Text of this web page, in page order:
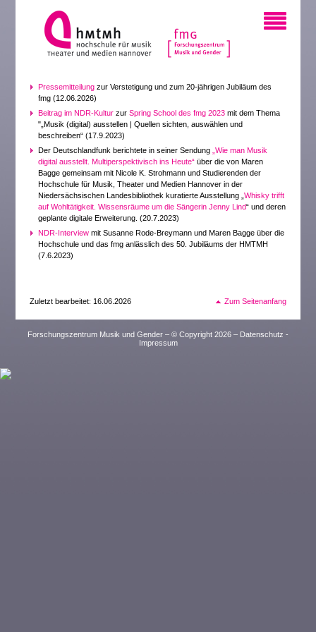
Pressemitteilung zur Verstetigung und zum 20-jährigen Jubiläum des
fmg (12.06.2026)
Beitrag im NDR-Kultur zurSpring School des fmg 2023 mit dem Thema
"„Musik (digital) ausstellen | Quellen sichten, auswählen und
beschreiben“ (17.9.2023)
Der Deutschlandfunk berichtete in seiner Sendung „Wie man Musik
digital ausstellt. Multiperspektivisch ins Heute“ über die von Maren
Bagge gemeinsam mit Nicole K. Strohmann und Studierenden der
Hochschule für Musik, Theater und Medien Hannover in der
Niedersächsischen Landesbibliothek kuratierte Ausstellung „Whisky trifft
auf Wohltätigkeit. Wissensräume um die Sängerin Jenny Lind“ und deren
geplante digitale Erweiterung. (20.7.2023)
NDR-Interview mit Susanne Rode-Breymann und Maren Bagge über die
Hochschule und das fmg anlässlich des 50. Jubiläums der HMTMH
(7.6.2023)
Zuletzt bearbeitet: 16.06.2026 Zum Seitenanfang
Forschungszentrum Musik und Gender – © Copyright 2026 – Datenschutz -
Impressum